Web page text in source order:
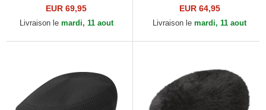
EUR 69,95
Livraison le mardi, 11 aout
EUR 64,95
Livraison le mardi, 11 aout